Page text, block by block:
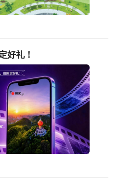
明街。“以前这条路除了祠堂前
地面，道路风格不统一，路面
舒适。”中建五局厚街涌口社
马继锋表示，现在整条道路都
了祠堂位置的历史条石，规划
既保留了岁月质感，又焕发了
好礼！